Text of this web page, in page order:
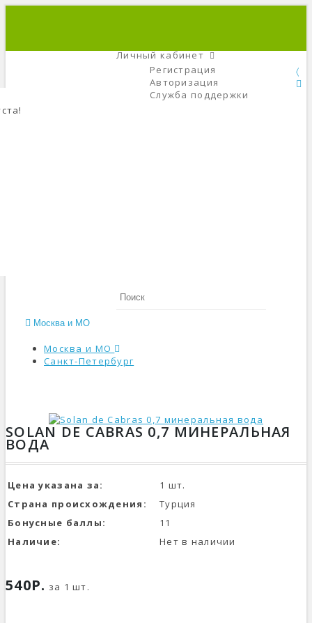
Личный кабинет
Регистрация
Авторизация
Служба поддержки
Москва и МО
Москва и МО
Санкт-Петербург
SOLAN DE CABRAS 0,7 МИНЕРАЛЬНАЯ
ВОДА
Цена указана за:
1 шт.
Страна происхождения:
Турция
Бонусные баллы:
11
Наличие:
Нет в наличии
540Р. за 1 шт.